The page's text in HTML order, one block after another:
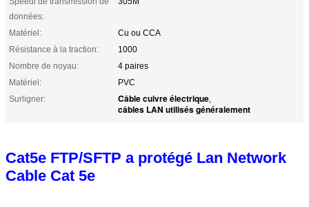
données:
Matériel:
Cu ou CCA
Résistance à la traction:
1000
Nombre de noyau:
4 paires
Matériel:
PVC
Surligner:
Câble cuivre électrique,
câbles LAN utilisés généralement
Cat5e FTP/SFTP a protégé Lan Network
Cable Cat 5e